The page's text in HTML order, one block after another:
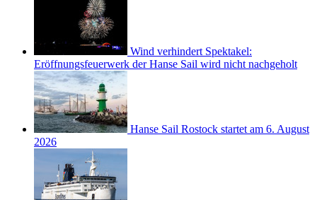
Wind verhindert Spektakel:
Eröffnungsfeuerwerk der Hanse Sail wird nicht nachgeholt
Hanse Sail Rostock startet am 6. August
2026